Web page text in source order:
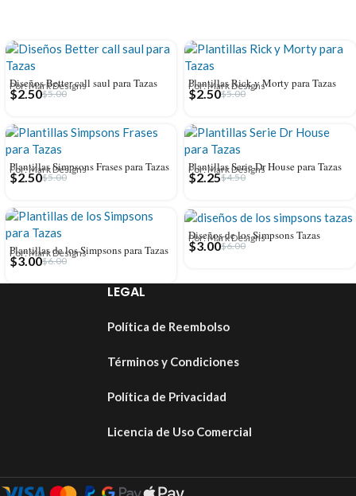
Diseños Better call saul para Tazas
Por: Mark Designs
$5.00
$2.50
Plantillas Rick y Morty para Tazas
Por: Mark Designs
$5.00
$2.50
Plantillas Simpsons Frases para Tazas
Por: Mark Designs
$5.00
$2.50
Plantillas Serie Dr House para Tazas
Por: Mark Designs
$4.50
$2.25
Plantillas de los Simpsons para Tazas
Por: Mark Designs
$6.00
$3.00
Diseños de los Simpsons Tazas
Por: Mark Designs
$6.00
$3.00
LEGAL
Política de Reembolso
Términos y Condiciones
Política de Privacidad
Licencia de Uso Comercial